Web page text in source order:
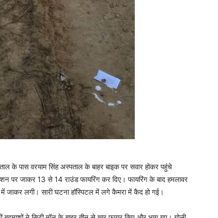
के पास वरयाम सिंह अस्पताल के बाहर बाइक पर सवार होकर पहुंचे
पर जाकर 13 से 14 राउंड फायरिंग कर दिए। फायरिंग के बाद हमलावर
में जाकर लगी। सारी घटना हॉस्पिटल में लगे कैमरा में कैद हो गई।